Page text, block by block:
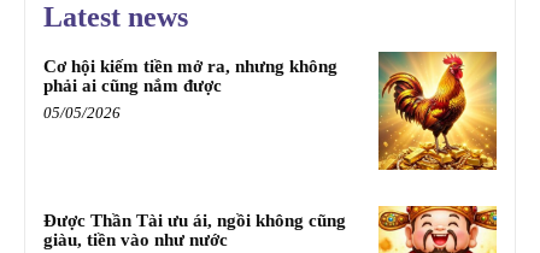
Latest news
Cơ hội kiếm tiền mở ra, nhưng không
phải ai cũng nắm được
05/05/2026
Được Thần Tài ưu ái, ngồi không cũng
giàu, tiền vào như nước